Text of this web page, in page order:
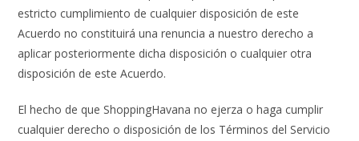
estricto cumplimiento de cualquier disposición de este
Acuerdo no constituirá una renuncia a nuestro derecho a
aplicar posteriormente dicha disposición o cualquier otra
disposición de este Acuerdo.
El hecho de que ShoppingHavana no ejerza o haga cumplir
cualquier derecho o disposición de los Términos del Servicio